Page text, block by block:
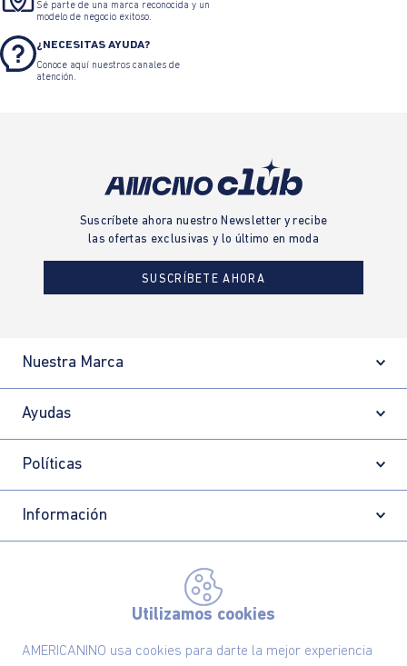
Utilizamos cookies
AMERICANINO usa cookies para darte la mejor experiencia
Sé parte de una marca reconocida y un
modelo de negocio exitoso.
¿NECESITAS AYUDA?
Conoce aquí nuestros canales de
atención.
Suscríbete ahora nuestro Newsletter y recibe
las ofertas exclusivas y lo último en moda
SUSCRÍBETE AHORA
Nuestra Marca
Ayudas
Políticas
Información